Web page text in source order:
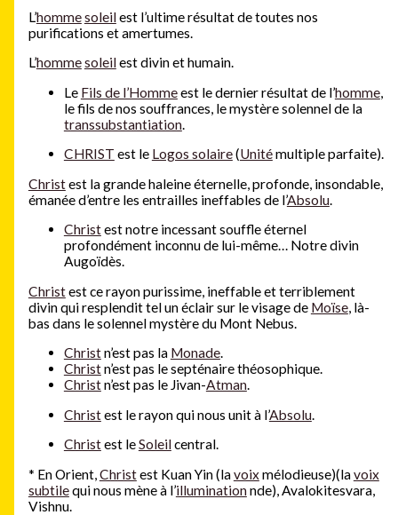
L’hommesoleilest l’ultime résultat de toutes nos
purifications et amertumes.
L’hommesoleilest divin et humain.
Le Fils de l’Hommeest le dernier résultat de l’homme,
le fils de nos souffrances, le mystère solennel de la
transsubstantiation.
CHRIST est le Logos solaire(Unitémultiple parfaite).
Christest la grande haleine éternelle, profonde, insondable,
émanée d’entre les entrailles ineffables de l’Absolu.
Christest notre incessant souffle éternel
profondément inconnu de lui-même… Notre divin
Augoïdès.
Christest ce rayon purissime, ineffable et terriblement
divin qui resplendit tel un éclair sur le visage de Moïse, là-
bas dans le solennel mystère du Mont Nebus.
Christn’est pas la Monade.
Christn’est pas le septénaire théosophique.
Christn’est pas le Jivan-Atman.
Christest le rayon qui nous unit à l’Absolu.
Christest leSoleilcentral.
* En Orient,Christest Kuan Yin (lavoixmélodieuse)(lavoix
subtilequi nous mène à l’illuminationnde), Avalokitesvara,
Vishnu.